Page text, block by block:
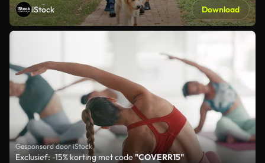
iStock Download
Gesponsord door iStock
Exclusief: -15% korting met code "COVERR15"